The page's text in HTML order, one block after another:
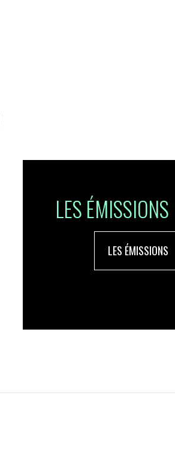
LES ÉMISSIONS
LES ÉMISSIONS